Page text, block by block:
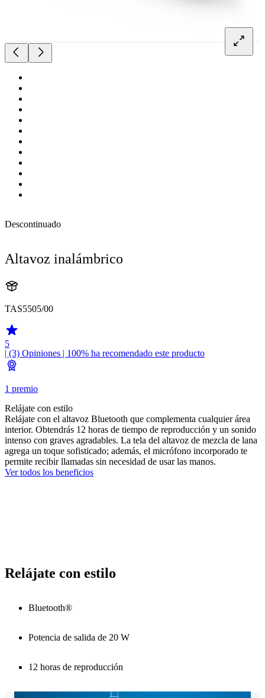
Descontinuado
Altavoz inalámbrico
TAS5505/00
5
| (3) Opiniones | 100% ha recomendado este producto
1 premio
Relájate con estilo
Relájate con el altavoz Bluetooth que complementa cualquier área
interior. Obtendrás 12 horas de tiempo de reproducción y un sonido
intenso con graves agradables. La tela del altavoz de mezcla de lana
agrega un toque sofisticado; además, el micrófono incorporado te
permite recibir llamadas sin necesidad de usar las manos.
Ver todos los beneficios
Relájate con estilo
Bluetooth®
Potencia de salida de 20 W
12 horas de reproducción